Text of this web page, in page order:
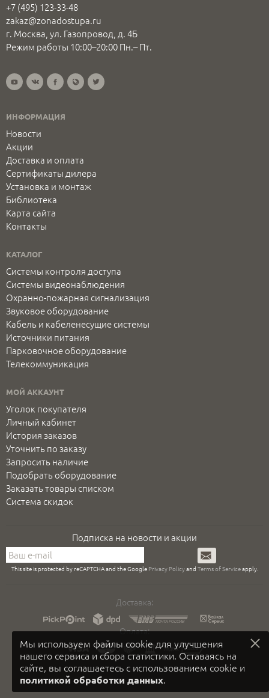
Мы используем файлы cookie для улучшения
нашего сервиса и сбора статистики. Оставаясь на
сайте, вы соглашаетесь с использованием cookie и
политикой обработки данных.
+7 (495) 123-33-48
zakaz@zonadostupa.ru
г. Москва, ул. Газопровод, д. 4Б
Режим работы 10:00–20:00 Пн.– Пт.
ИНФОРМАЦИЯ
Новости
Акции
Доставка и оплата
Сертификаты дилера
Установка и монтаж
Библиотека
Карта сайта
Контакты
КАТАЛОГ
Системы контроля доступа
Системы видеонаблюдения
Охранно-пожарная сигнализация
Звуковое оборудование
Кабель и кабеленесущие системы
Источники питания
Парковочное оборудование
Телекоммуникация
МОЙ АККАУНТ
Уголок покупателя
Личный кабинет
История заказов
Уточнить по заказу
Запросить наличие
Подобрать оборудование
Заказать товары списком
Система скидок
Подписка на новости и акции
Подписаться
This site is protected by reCAPTCHA and the Google Privacy Policyand Terms of Serviceapply.
Доставка:
Оплата: